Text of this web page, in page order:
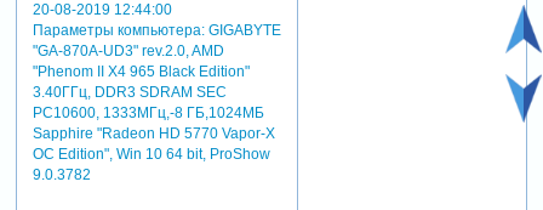
20-08-2019 12:44:00
Параметры компьютера:GIGABYTE
"GA-870A-UD3" rev.2.0, AMD
"Phenom II X4 965 Black Edition"
3.40ГГц, DDR3 SDRAM SEC
PC10600, 1333МГц,-8 ГБ,1024МБ
Sapphire "Radeon HD 5770 Vapor-X
OC Edition", Win 10 64 bit, ProShow
9.0.3782